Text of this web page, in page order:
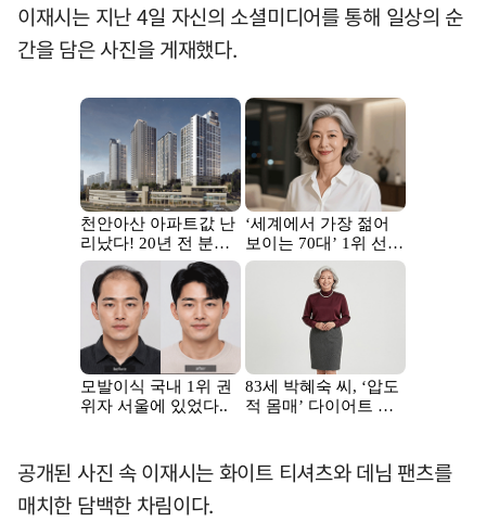
이재시는 지난 4일 자신의 소셜미디어를 통해 일상의 순
간을 담은 사진을 게재했다.
공개된 사진 속 이재시는 화이트 티셔츠와 데님 팬츠를
매치한 담백한 차림이다.